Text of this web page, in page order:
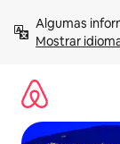
para
Mostrar